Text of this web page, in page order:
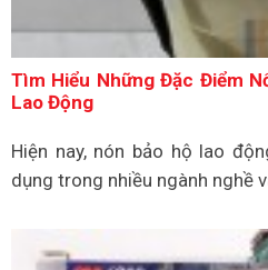
Tìm Hiểu Những Đặc Điểm
Lao Động
Hiện nay, nón bảo hộ lao
dụng trong nhiều ngành nghề